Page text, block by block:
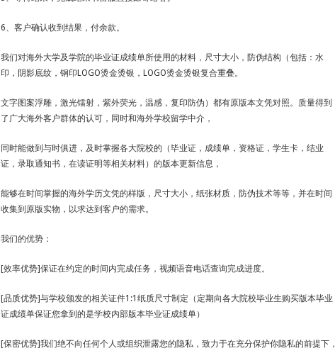
6、客户确认收到结果，付余款。
我们对海外大学及学院的毕业证成绩单所使用的材料，尺寸大小，防伪结构（包括：水
印，阴影底纹，钢印LOGO烫金烫银，LOGO烫金烫银复合重叠。
文字图案浮雕，激光镭射，紫外荧光，温感，复印防伪）都有原版本文凭对照。质量得到
了广大海外客户群体的认可，同时和海外学校留学中介，
同时能做到与时俱进，及时掌握各大院校的（毕业证，成绩单，资格证，学生卡，结业
证，录取通知书，在读证明等相关材料）的版本更新信息，
能够在时间掌握的海外学历文凭的样版，尺寸大小，纸张材质，防伪技术等等，并在时间
收集到原版实物，以求达到客户的需求。
我们的优势：
[效率优势]保证在约定的时间内完成任务，视频语音电话查询完成进度。
[品质优势]与学校颁发的相关证件1:1纸质尺寸制定（定期向各大院校毕业生购买版本毕业
证成绩单保证您拿到的是学校内部版本毕业证成绩单）
[保密优势]我们绝不向任何个人或组织泄露您的隐私，致力于在充分保护你隐私的前提下，